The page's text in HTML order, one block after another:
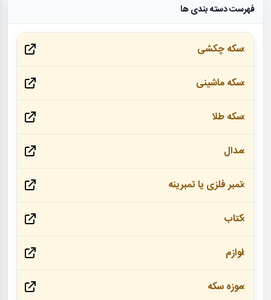
فهرست دسته بندی ها
سکه چکشی
سکه ماشینی
سکه طلا
مدال
تمبر فلزی یا تمبرینه
کتاب
لوازم
موزه سکه